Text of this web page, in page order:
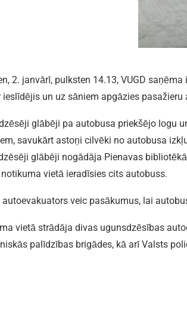
2. janvārī, pulksten 14.13, VUGD
ieslīdējis un uz sāniem apgāzies
glābēji pa autobusa priekšējo logu
savukārt astoņi cilvēki no autobusa
glābēji nogādāja Pienavas
vietā ieradīsies cits autobuss.
autoevakuators veic pasākumus, lai
vietā strādāja divas ugunsdzēsības
palīdzības brigādes, kā arī Valsts